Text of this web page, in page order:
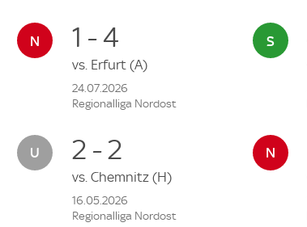
1 - 4
vs. Erfurt (A)
24.07.2026
Regionalliga Nordost
2 - 2
vs. Chemnitz (H)
16.05.2026
Regionalliga Nordost